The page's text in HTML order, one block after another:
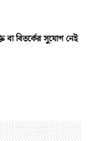
বা বিতর্কের সুযোগ নেই